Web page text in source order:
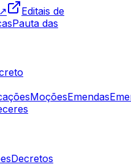
Editais de
Pauta das
MoçõesEmendas
Decretos